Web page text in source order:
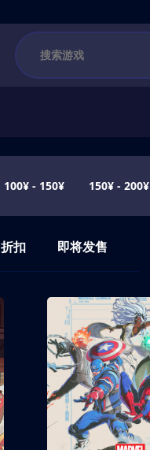
100¥ - 150¥ 150¥ - 200¥
折扣 即将发售